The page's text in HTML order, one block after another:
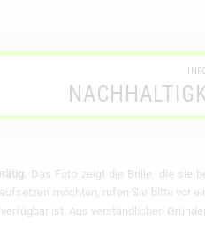
Das Foto zeigt die Brille, die sie
möchten, rufen Sie bitte vor
verfügbar ist. Aus verständlichen